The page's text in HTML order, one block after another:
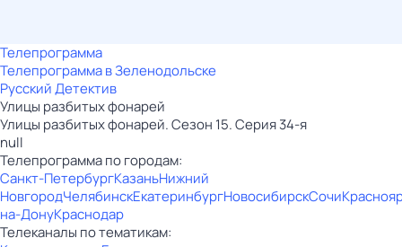
Телепрограмма
Телепрограмма в Зеленодольске
Русский Детектив
Улицы разбитых фонарей
Улицы разбитых фонарей. Сезон 15. Серия 34-я
null
Телепрограмма по городам:
Санкт-ПетербургКазаньНижний
НовгородЧелябинскЕкатеринбургНовосибирскСочи
на-ДонуКраснодар
Телеканалы по тематикам: